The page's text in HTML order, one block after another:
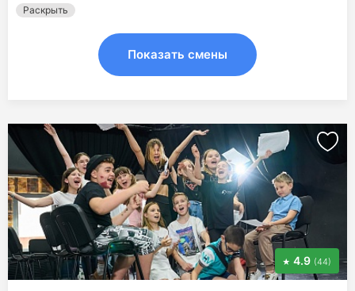
Раскрыть
Показать смены
4.9 (44)